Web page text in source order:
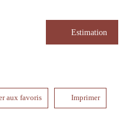
Estimation
aux favoris Imprimer